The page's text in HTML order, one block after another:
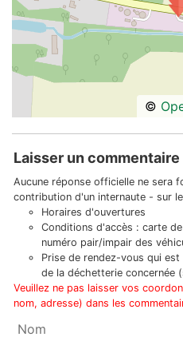
©
Laisser un
Aucune réponse officielle ne sera
contribution d'un internaute - sur
Horaires d'ouvertures
Conditions d'accès : carte
numéro pair/impair des
Prise de rendez-vous qui
de la déchetterie concernée
Veuillez ne pas laisser vos
nom, adresse) dans les